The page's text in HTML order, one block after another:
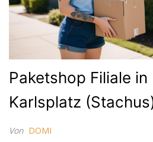
Paketshop Filiale
Karlsplatz
Von DOMI